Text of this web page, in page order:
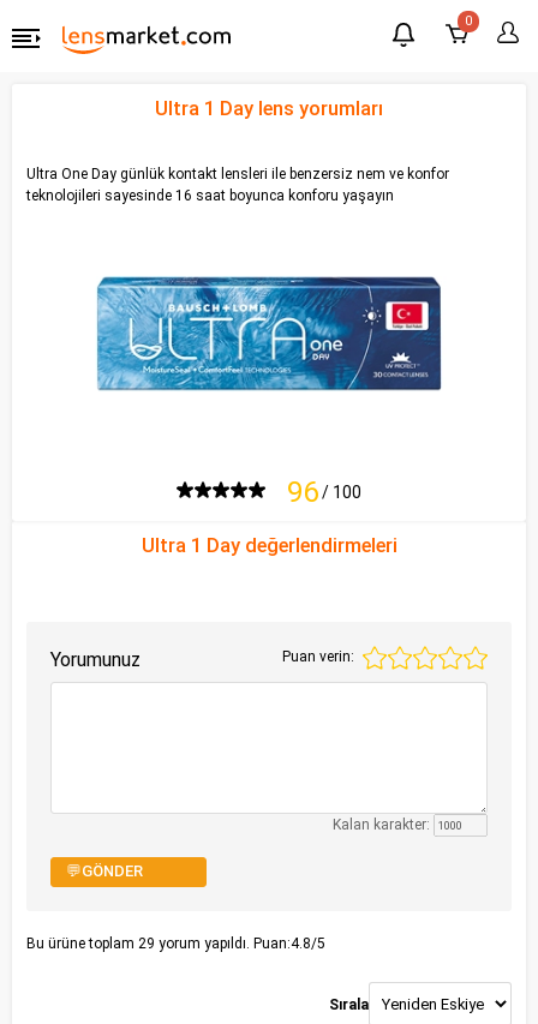
0
Ultra 1 Day lens yorumları
Ultra One Day günlük kontakt lensleri ile benzersiz nem ve konfor
teknolojileri sayesinde 16 saat boyunca konforu yaşayın
96/ 100
Ultra 1 Day değerlendirmeleri
Yorumunuz Puan verin:
Kalan karakter:
💬GÖNDER
Bu ürüne toplam 29 yorum yapıldı. Puan:4.8/5
Sırala